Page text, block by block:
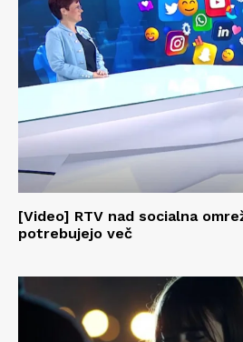
[Video] RTV nad socialna
potrebujejo več